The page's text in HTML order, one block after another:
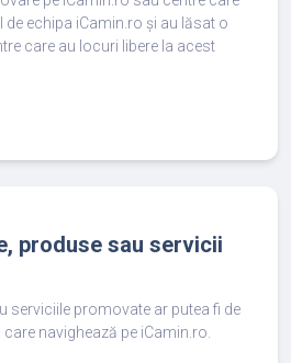
echipa iCamin.ro și au lăsat o
care au locuri libere la acest
produse sau servicii
serviciile promovate ar putea fi de
navighează pe iCamin.ro.